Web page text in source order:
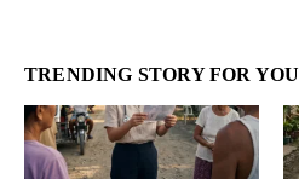
TRENDING STORY FOR YOU